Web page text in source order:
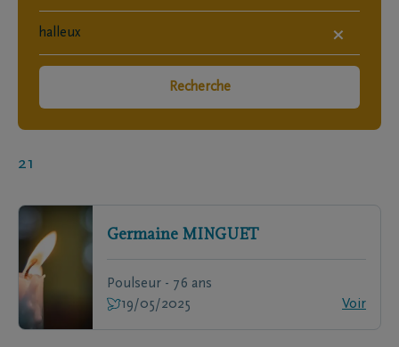
×
Recherche
21
Germaine MINGUET
Poulseur - 76 ans
19/05/2025
Voir